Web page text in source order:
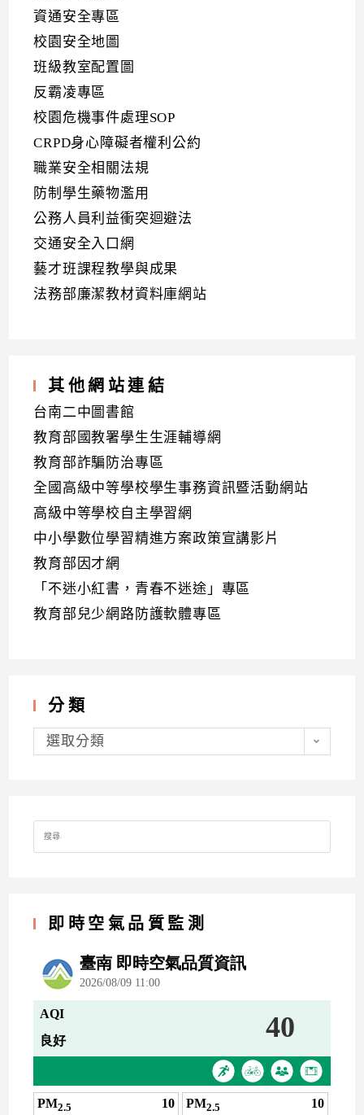
資通安全專區
校園安全地圖
班級教室配置圖
反霸凌專區
校園危機事件處理SOP
CRPD身心障礙者權利公約
職業安全相關法規
防制學生藥物濫用
公務人員利益衝突迴避法
交通安全入口網
藝才班課程教學與成果
法務部廉潔教材資料庫網站
其他網站連結
台南二中圖書館
教育部國教署學生生涯輔導網
教育部詐騙防治專區
全國高級中等學校學生事務資訊暨活動網站
高級中等學校自主學習網
中小學數位學習精進方案政策宣講影片
教育部因才網
「不迷小紅書，青春不迷途」專區
教育部兒少網路防護軟體專區
分類
分
類選取分類
Search
for:
即時空氣品質監測